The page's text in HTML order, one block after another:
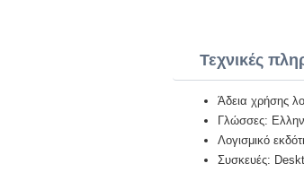
Τεχνικές
Άδεια χρήσης
Γλώσσες:
Λογισμικό
Συσκευές: